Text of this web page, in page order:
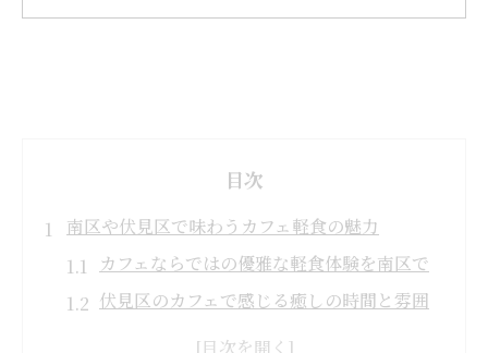
目次
南区や伏見区で味わうカフェ軽食の魅力
カフェならではの優雅な軽食体験を南区で
伏見区のカフェで感じる癒しの時間と雰囲